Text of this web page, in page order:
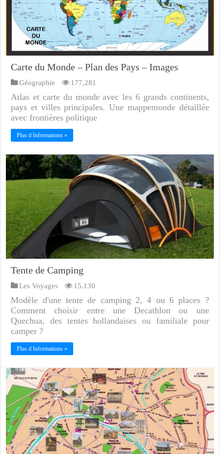
Carte du Monde – Plan des Pays – Images
Géographie 177,281
Atlas et carte du monde avec les 6 grands continents,
pays et villes principales. Une mappemonde détaillée
avec frontières politique
Plus d Informations »
Tente de Camping
Les Voyages 15,130
Modèle d'une tente de camping 2, 4 ou 6 places ?
Comment choisir entre une Decathlon ou une
Quechua, des tentes hollandaises ou familiale pour
camper ?
Plus d Informations »